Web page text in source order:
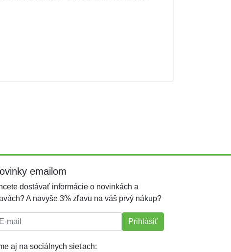
emailom
dostávať informácie o novinkách a
A navyše 3% zľavu na váš prvý nákup?
mail: Prihlásiť
aj na sociálnych sieťach: